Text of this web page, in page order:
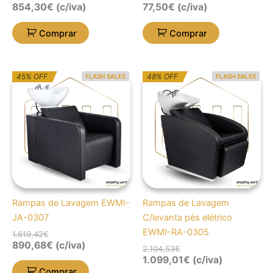
854,30€ (c/iva)
Comprar
77,50€ (c/iva)
Comprar
FLASH SALES
45% OFF
Rampas de Lavagem EWMI-
JA-0307
1.619,42€
O
preço
original
era:
1.619,42€.
O
preço
atual
é:
890,68€.
890,68€ (c/iva)
FLASH SALES
48% OFF
Rampas de Lavagem
C/levanta pés elétrico
EWMI-RA-0305
2.104,53€
O
preço
original
era:
2.104,53€.
O
preço
atual
é:
1.099,01€.
1.099,01€ (c/iva)